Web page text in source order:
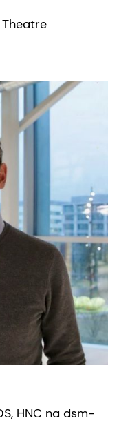
HNC na dsm-